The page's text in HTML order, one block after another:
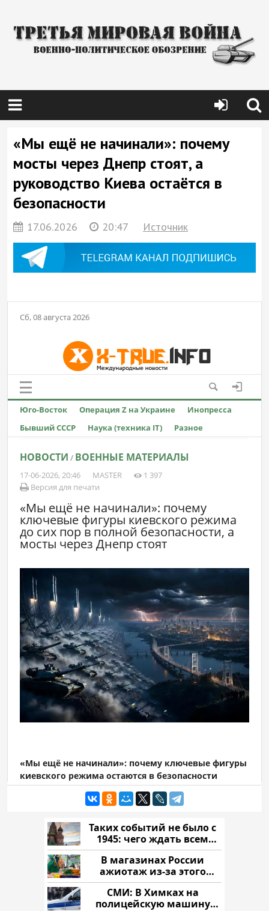
«Мы ещё не начинали»: почему
мосты через Днепр стоят, а
руководство Киева остаётся в
безопасности
17.06.2026 20:47 Источник
Таких событий не было с
1945: чего ждать всем
нам?
В магазинах России
ажиотаж из-за этого
продукта: что купить?
СМИ: В Химках на
полицейскую машину